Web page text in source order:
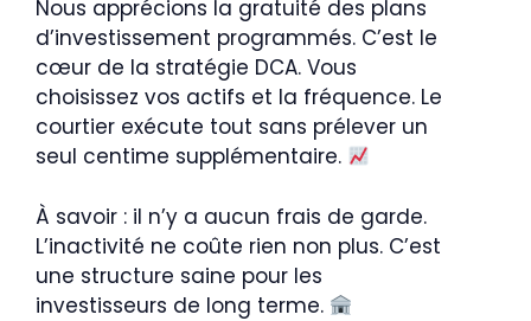
Nous apprécions la gratuité des plans
d’investissement programmés. C’est le
cœur de la stratégie DCA. Vous
choisissez vos actifs et la fréquence. Le
courtier exécute tout sans prélever un
seul centime supplémentaire.
À savoir : il n’y a aucun frais de garde.
L’inactivité ne coûte rien non plus. C’est
une structure saine pour les
investisseurs de long terme.